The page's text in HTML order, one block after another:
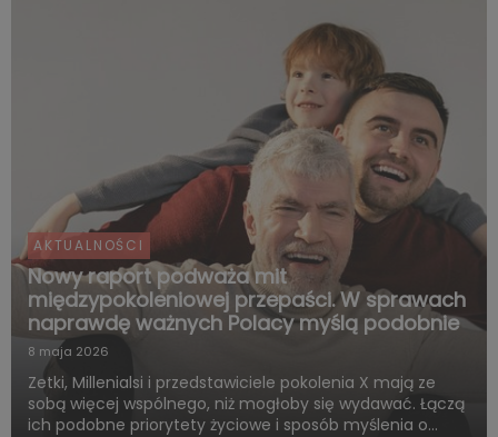
AKTUALNOŚCI
Nowy raport podważa mit
międzypokoleniowej przepaści. W sprawach
naprawdę ważnych Polacy myślą podobnie
8 maja 2026
Zetki, Millenialsi i przedstawiciele pokolenia X mają ze
sobą więcej wspólnego, niż mogłoby się wydawać. Łączą
ich podobne priorytety życiowe i sposób myślenia o